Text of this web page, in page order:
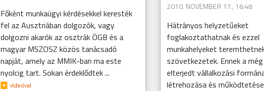
Főként munkaügyi kérdésekkel keresték
fel az Ausztriában dolgozók, vagy
dolgozni akarók az osztrák ÖGB és a
magyar MSZOSZ közös tanácsadó
napját, amely az MMIK-ban ma este
nyolcig tart. Sokan érdeklődtek ...
2010. NOVEMBER 17., 16:48
Hátrányos helyzetűeket
foglakoztathatnak és ezzel
munkahelyeket
szövetkezetek. Ennek a
elterjedt vállalkozási
létrehozása és